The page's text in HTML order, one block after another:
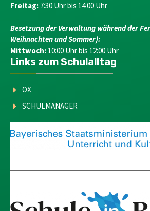
Freitag: 7:30 Uhr bis 14:00 Uhr
Besetzung der Verwaltung während der
Weihnachten und Sommer):
Mittwoch: 10:00 Uhr bis 12:00 Uhr
Links zum Schulalltag
OX
SCHULMANAGER